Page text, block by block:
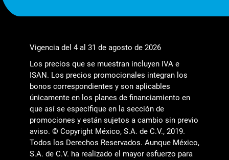
Vigencia del 4 al 31 de agosto de 2026
Los precios que se muestran incluyen IVA e
ISAN. Los precios promocionales integran los
bonos correspondientes y son aplicables
únicamente en los planes de financiamiento en
que así se especifique en la sección de
promociones y están sujetos a cambio sin previo
aviso. © Copyright México, S.A. de C.V., 2019.
Todos los Derechos Reservados. Aunque México,
S.A. de C.V. ha realizado el mayor esfuerzo para